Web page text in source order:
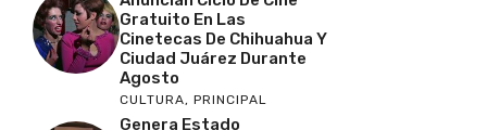
Gratuito En Las
Cinetecas De Chihuahua Y
Ciudad Juárez Durante
Agosto
CULTURA, PRINCIPAL
Genera Estado